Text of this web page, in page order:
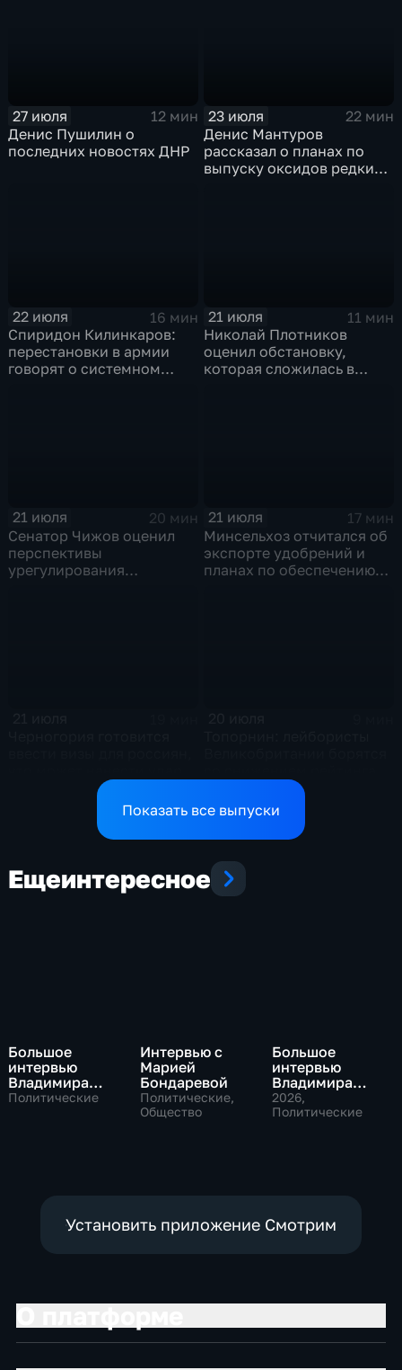
27 июля
12 мин
Денис Пушилин о
последних новостях ДНР
23 июля
22 мин
Денис Мантуров
рассказал о планах по
выпуску оксидов редких
22 июля
16 мин
Спиридон Килинкаров:
перестановки в армии
говорят о системном
21 июля
11 мин
Николай Плотников
оценил обстановку,
которая сложилась в
21 июля
20 мин
Сенатор Чижов оценил
перспективы
урегулирования
21 июля
17 мин
Минсельхоз отчитался об
экспорте удобрений и
планах по обеспечению
по экономике страны
Показать все выпуски
Ещеинтересное
Большое
интервью
Владимира
Путина Сергею
Политические
Интервью с
Марией
Бондаревой
Политические,
Общество
Большое
интервью
Владимира
Соловьева
Роджеру
2026,
Политические
Установить приложение Смотрим